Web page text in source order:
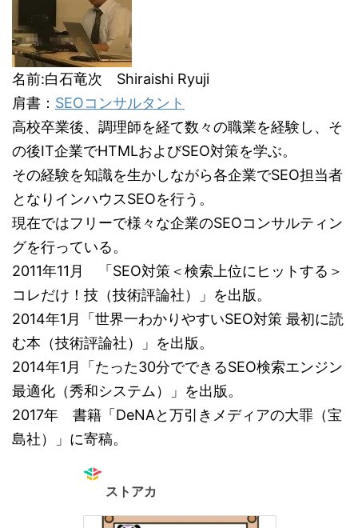
名前:白石竜次 Shiraishi Ryuji
肩書： SEOコンサルタント
高校卒業後、調理師を経て数々の職業を経験し、そ
の後IT企業でHTMLおよびSEO対策を学ぶ。
その経験を知識を生かしながら各企業でSEO担当者
となりインハウスSEOを行う。
現在ではフリーで様々な企業のSEOコンサルティン
グを行っている。
2011年11月 「SEO対策＜検索上位にヒットする＞
コレだけ！技（技術評論社）」を出版。
2014年1月「世界一わかりやすいSEO対策 最初に読
む本（技術評論社）」を出版。
2014年1月「たった30分でできるSEO検索エンジン
最適化（秀和システム）」を出版。
2017年 書籍「DeNAと万引きメディアの大罪（宝
島社）」に寄稿。
ストアカ